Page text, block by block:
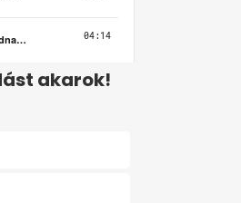
akarok!